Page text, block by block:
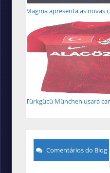
Magma apresenta as novas
Türkgücü München usará
Comentários do Blog